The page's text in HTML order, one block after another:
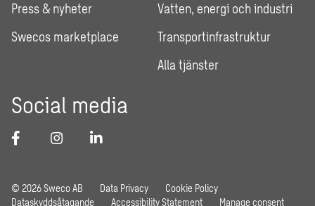
Press & nyheter
Swecos marketplace
Vatten, energi och industri
Transportinfrastruktur
Alla tjänster
Social media
© 2026 Sweco AB Data Privacy
Cookie Policy
Dataskyddsåtagande
Accessibility Statement Manage consent